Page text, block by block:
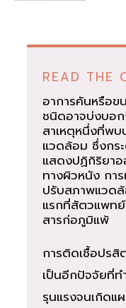
READ THE
อาการคันหรือข
ชนิดอาจบ่งบอ
สาเหตุหนึ่งที่พ
แวดล้อม ซึ่งกร
แสดงปฏิกิริยาอ
ทางผิวหนัง กา
ปรับสภาพแวด
แรกที่สัตวแพท
สารก่อภูมิแพ้
การติดเชื้อปรสิ
เป็นอีกปัจจัยที่ท
รุนแรงจนเกิดแ